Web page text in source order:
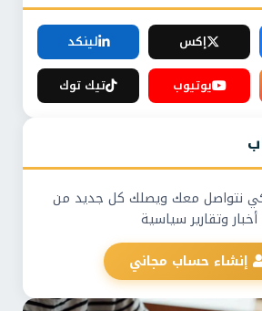
إكس
لينكد
يوتيوب تيك توك
نتواصل معك ويصلك كل جديد من
أخبار وتقارير سياسية
إنشاء حساب مجاني